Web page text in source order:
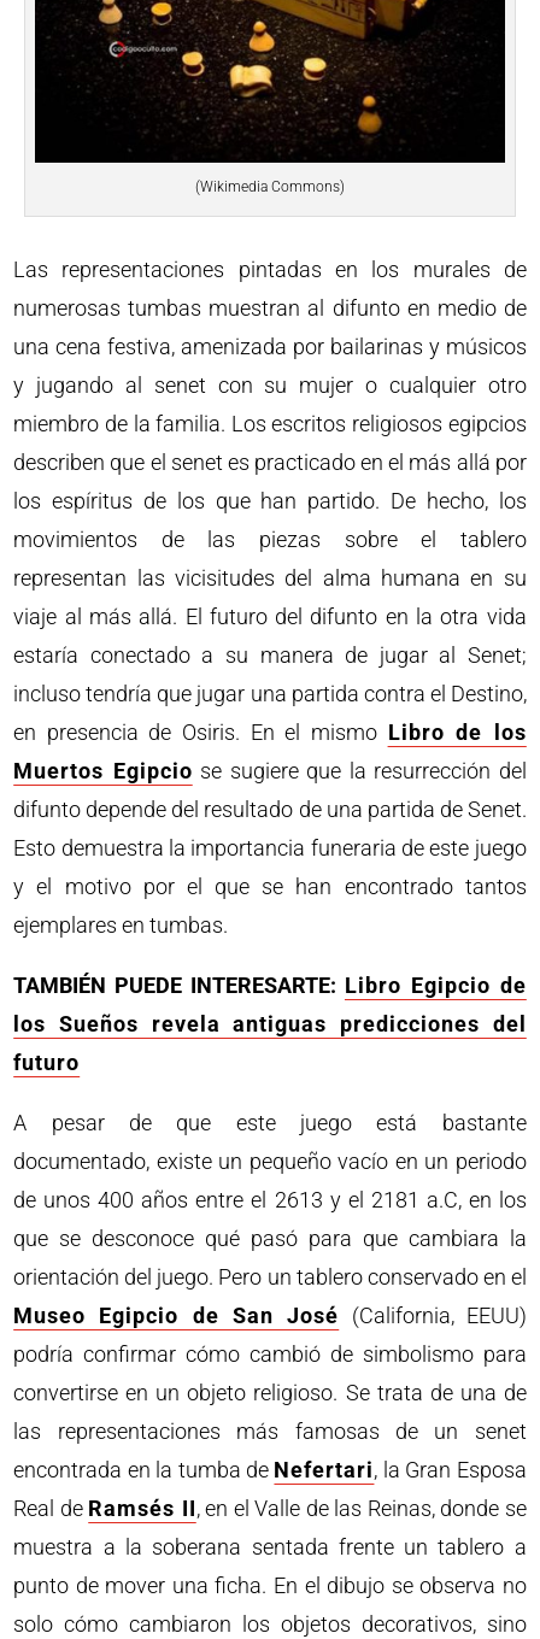
(Wikimedia Commons)
Las representaciones pintadas en los murales de
numerosas tumbas muestran al difunto en medio de
una cena festiva, amenizada por bailarinas y músicos
y jugando al senet con su mujer o cualquier otro
miembro de la familia. Los escritos religiosos egipcios
describen que el senet es practicado en el más allá por
los espíritus de los que han partido. De hecho, los
movimientos de las piezas sobre el tablero
representan las vicisitudes del alma humana en su
viaje al más allá. El futuro del difunto en la otra vida
estaría conectado a su manera de jugar al Senet;
incluso tendría que jugar una partida contra el Destino,
en presencia de Osiris. En el mismo Libro de los
Muertos Egipcio se sugiere que la resurrección del
difunto depende del resultado de una partida de Senet.
Esto demuestra la importancia funeraria de este juego
y el motivo por el que se han encontrado tantos
ejemplares en tumbas.
TAMBIÉN PUEDE INTERESARTE: Libro Egipcio de
los Sueños revela antiguas predicciones del
futuro
A pesar de que este juego está bastante
documentado, existe un pequeño vacío en un periodo
de unos 400 años entre el 2613 y el 2181 a.C, en los
que se desconoce qué pasó para que cambiara la
orientación del juego. Pero un tablero conservado en el
Museo Egipcio de San José (California, EEUU)
podría confirmar cómo cambió de simbolismo para
convertirse en un objeto religioso. Se trata de una de
las representaciones más famosas de un senet
encontrada en la tumba de Nefertari, la Gran Esposa
Real de Ramsés II, en el Valle de las Reinas, donde se
muestra a la soberana sentada frente un tablero a
punto de mover una ficha. En el dibujo se observa no
solo cómo cambiaron los objetos decorativos, sino